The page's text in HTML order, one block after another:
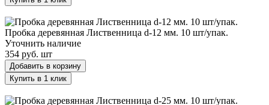
Пробка деревянная Лиственница d-12 мм. 10 шт/упак.
Уточнить наличие
354 руб. шт
Добавить в корзину
Купить в 1 клик